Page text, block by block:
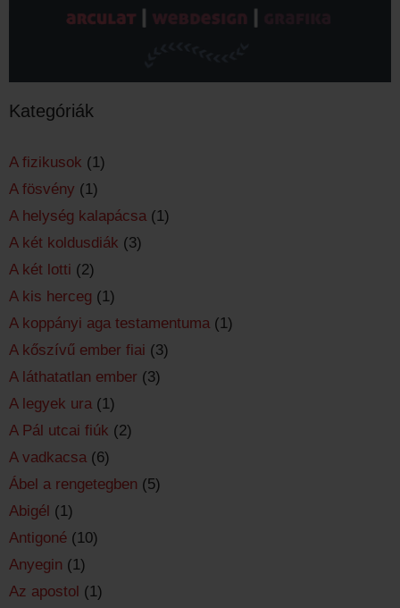
Kategóriák
A fizikusok (1)
A fösvény (1)
A helység kalapácsa (1)
A két koldusdiák (3)
A két lotti (2)
A kis herceg (1)
A koppányi aga testamentuma (1)
A kőszívű ember fiai (3)
A láthatatlan ember (3)
A legyek ura (1)
A Pál utcai fiúk (2)
A vadkacsa (6)
Ábel a rengetegben (5)
Abigél (1)
Antigoné (10)
Anyegin (1)
Az apostol (1)